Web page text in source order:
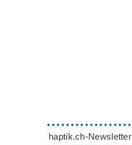
haptik.ch-Newsletter